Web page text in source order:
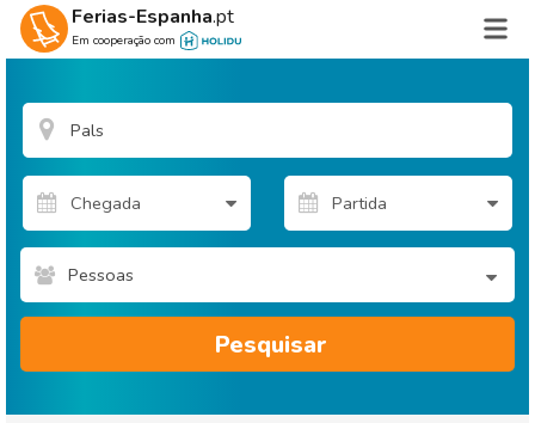
Ferias-Espanha.pt
Em cooperação com
Pessoas
Pesquisar